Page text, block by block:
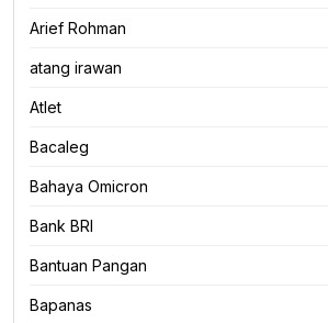
Arief Rohman
atang irawan
Atlet
Bacaleg
Bahaya Omicron
Bank BRI
Bantuan Pangan
Bapanas